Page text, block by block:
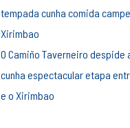
tempada cunha comida
Xirimbao
O Camiño Taverneiro despide
cunha espectacular etapa
e o Xirimbao